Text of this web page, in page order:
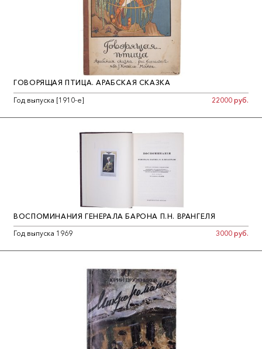
ГОВОРЯЩАЯ ПТИЦА. АРАБСКАЯ СКАЗКА
Год выпуска [1910-е]
22000 руб.
ВОСПОМИНАНИЯ ГЕНЕРАЛА БАРОНА П.Н. ВРАНГЕЛЯ
Год выпуска 1969
3000 руб.